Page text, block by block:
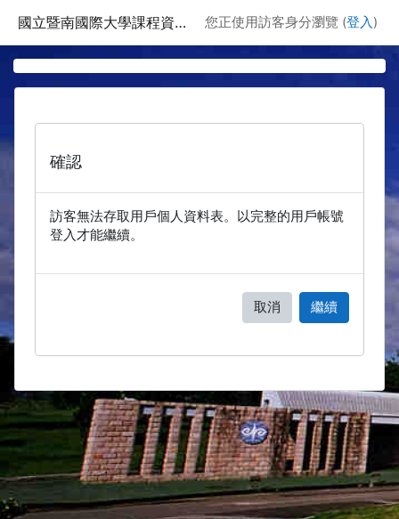
國立暨南國際大學課程資訊網 您正使用訪客身分瀏覽 (登入 )
確認
訪客無法存取用戶個人資料表。以完整的用戶帳號
登入才能繼續。
取消 繼續
區塊
補充內容區塊